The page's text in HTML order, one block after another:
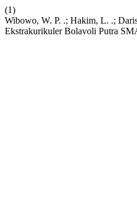
(1)
Wibowo, W. P. .; Hakim, L. .;
Ekstrakurikuler Bolavoli Putra